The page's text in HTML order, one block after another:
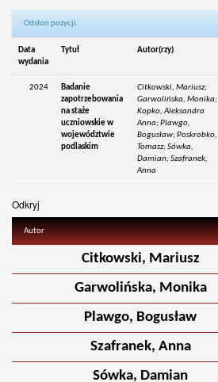
Odsłon pozycji:
Data
wydania
Tytuł Autor(rzy)
2024
Badanie
zapotrzebowania
na staże
uczniowskie w
województwie
podlaskim
Citkowski, Mariusz;
Garwolińska, Monika;
Kopko, Aleksandra
Anna; Plawgo,
Bogusław; Poskrobko,
Tomasz; Sówka,
Damian; Szafranek,
Anna
Odkryj
Autor
Citkowski, Mariusz
Garwolińska, Monika
Plawgo, Bogusław
Szafranek, Anna
Sówka, Damian